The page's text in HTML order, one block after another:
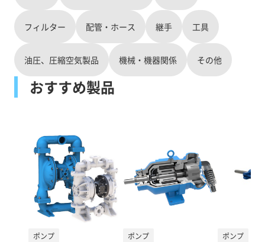
フィルター 配管・ホース 継手 工具
油圧、圧縮空気製品 機械・機器関係 その他
おすすめ製品
ポンプ ポンプ ポンプ